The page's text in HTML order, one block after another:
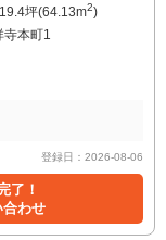
坪(64.13m2)
寺本町1
登録日：2026-08-06
了！
合わせ